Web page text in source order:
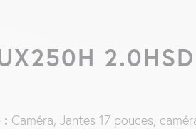
: Caméra, Jantes 17 pouces,